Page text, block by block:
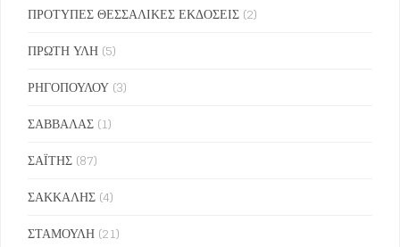
ΠΡΟΤΥΠΕΣ ΘΕΣΣΑΛΙΚΕΣ ΕΚΔΟΣΕΙΣ (2)
ΠΡΩΤΗ ΥΛΗ (5)
ΡΗΓΟΠΟΥΛΟΥ (3)
ΣΑΒΒΑΛΑΣ (1)
ΣΑΪΤΗΣ (87)
ΣΑΚΚΑΛΗΣ (4)
ΣΤΑΜΟΥΛΗ (21)